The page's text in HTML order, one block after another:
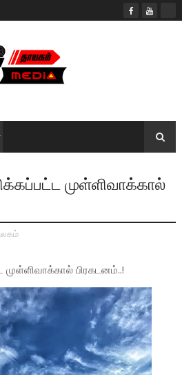
முள்ளிவாக்கால்
முள்ளிவாக்கால் பிரகடனம்..!